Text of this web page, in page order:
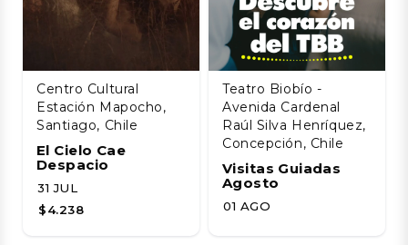
Centro Cultural
Estación Mapocho,
Santiago, Chile
El Cielo Cae
Despacio
31 JUL
$4.238
Teatro Biobío -
Avenida Cardenal
Raúl Silva Henríquez,
Concepción, Chile
Visitas Guiadas
Agosto
01 AGO